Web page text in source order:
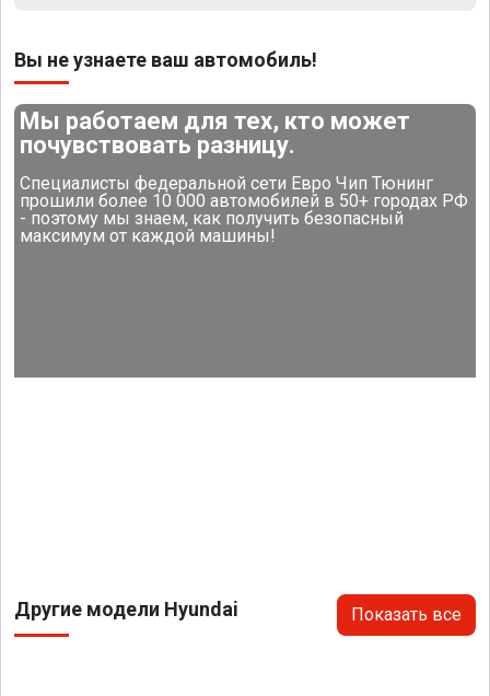
Вы не узнаете ваш автомобиль!
Мы работаем для тех, кто может
почувствовать разницу.
Специалисты федеральной сети Евро Чип Тюнинг
прошили более 10 000 автомобилей в 50+ городах РФ
- поэтому мы знаем, как получить безопасный
максимум от каждой машины!
Другие модели Hyundai Показать все